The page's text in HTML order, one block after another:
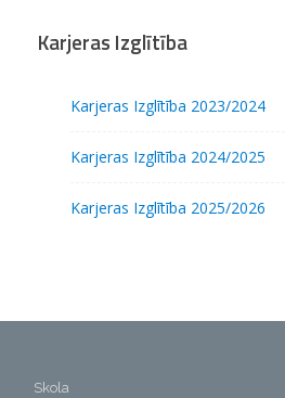
Karjeras Izglītība
Karjeras Izglītība 2023/2024
Karjeras Izglītība 2024/2025
Karjeras Izglītība 2025/2026
Skola